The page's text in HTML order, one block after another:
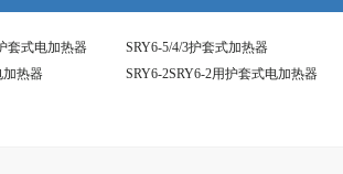
套式电加热器
SRY6-5/4/3护套式加热器
加热器
SRY6-2SRY6-2用护套式电加热器